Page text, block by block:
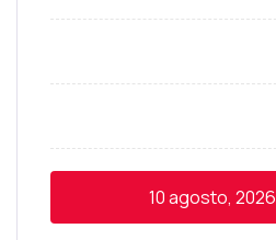
10 agosto, 2026